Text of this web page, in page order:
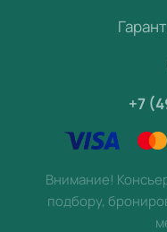
+7
Внимание!
подбору,